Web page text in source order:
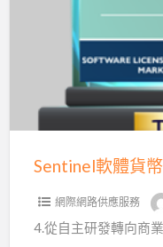
軟
網際網路供應服務
4.從自主研發轉向商